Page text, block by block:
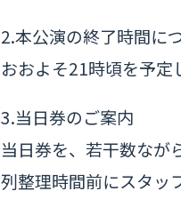
2.本公演の終了時間に
おおよそ21時頃を予定
3.当日券のご案内
当日券を、若干数なが
列整理時間前にスタッ